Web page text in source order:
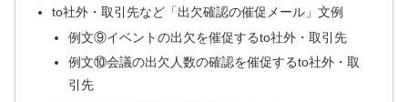
to社外・取引先など「出欠確認の催促メール」文例
例文⑨イベントの出欠を催促するto社外・取引先
例文⑩会議の出欠人数の確認を催促するto社外・取
引先